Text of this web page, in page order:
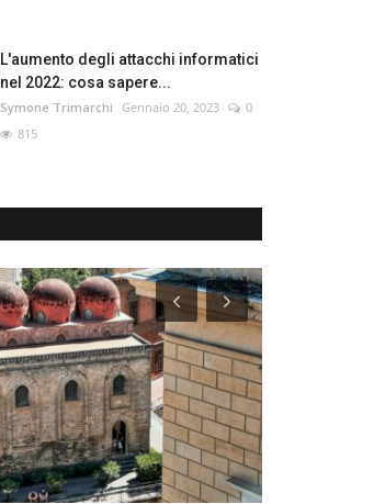
L'aumento degli attacchi informatici
nel 2022: cosa sapere...
Symone Trimarchi Gennaio 20, 2023
0
815